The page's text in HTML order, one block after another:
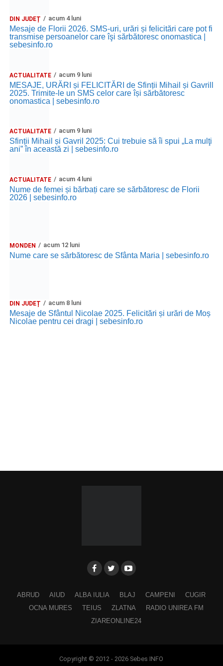
DIN JUDEȚ acum 4 luni
Mesaje de Florii 2026. SMS-uri, urări și felicitări care pot fi
transmise persoanelor care îşi sărbătoresc onomastica |
sebesinfo.ro
ACTUALITATE acum 9 luni
MESAJE, URĂRI și FELICITĂRI de Sfinții Mihail și Gavrill
2025. Trimite-le un SMS celor care își sărbătoresc
onomastica | sebesinfo.ro
ACTUALITATE acum 9 luni
Sfinții Mihail și Gavril 2025: Cui trebuie să îi spui „La mulţi
ani” în această zi | sebesinfo.ro
ACTUALITATE acum 4 luni
Nume de femei și bărbați care se sărbătoresc de Florii
2026 | sebesinfo.ro
MONDEN acum 12 luni
Nume care se sărbătoresc de Sfânta Maria | sebesinfo.ro
DIN JUDEȚ acum 8 luni
Mesaje de Sfântul Nicolae 2025. Felicitări și urări de Moș
Nicolae pentru cei dragi | sebesinfo.ro
ABRUD AIUD ALBA IULIA BLAJ CAMPENI
CUGIR
OCNA MURES
TEIUS ZLATNA
RADIO UNIREA FM
ZIAREONLINE24
Copyright © 2012 - 2026 Sebes INFO